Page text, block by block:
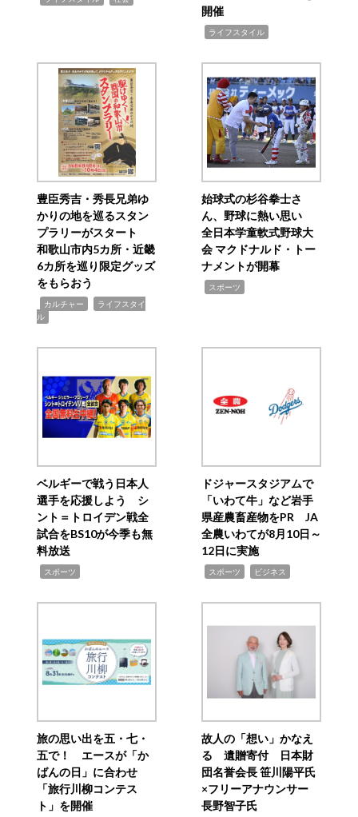
開催
ライフスタイル
豊臣秀吉・秀長兄弟ゆ
かりの地を巡るスタン
プラリーがスタート
和歌山市内5カ所・近畿
6カ所を巡り限定グッズ
をもらおう
カルチャー
ライフスタイ
ル
始球式の杉谷拳士さ
ん、野球に熱い思い
全日本学童軟式野球大
会 マクドナルド・トー
ナメントが開幕
スポーツ
ベルギーで戦う日本人
選手を応援しよう シ
ント＝トロイデン戦全
試合をBS10が今季も無
料放送
スポーツ
ドジャースタジアムで
「いわて牛」など岩手
県産農畜産物をPR JA
全農いわてが8月10日～
12日に実施
スポーツ ビジネス
旅の思い出を五・七・
五で！ エースが「か
ばんの日」に合わせ
「旅行川柳コンテス
ト」を開催
故人の「想い」かなえ
る 遺贈寄付 日本財
団名誉会長 笹川陽平氏
×フリーアナウンサー
長野智子氏